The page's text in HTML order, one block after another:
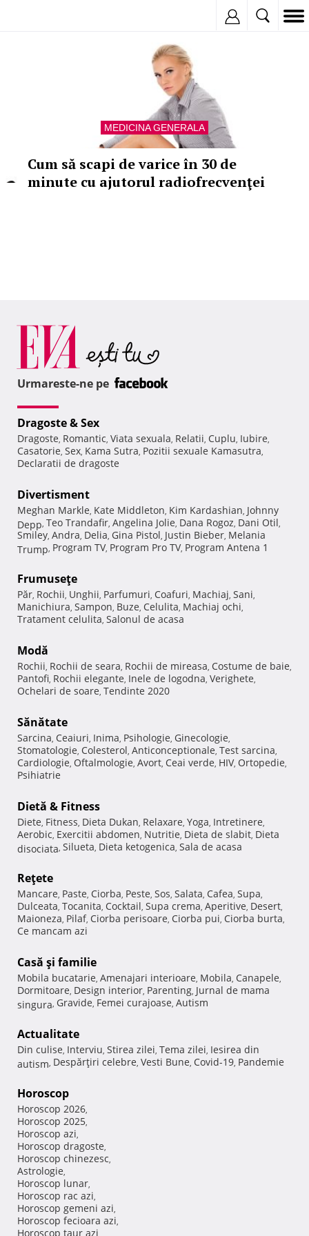
MEDICINA GENERALA
Cum să scapi de varice în 30 de
minute cu ajutorul radiofrecvenţei
Urmareste-ne pe
Dragoste & Sex
Dragoste, Romantic, Viata sexuala, Relatii, Cuplu, Iubire,
Casatorie, Sex, Kama Sutra, Pozitii sexuale Kamasutra,
Declaratii de dragoste
Divertisment
Meghan Markle, Kate Middleton, Kim Kardashian, Johnny
Depp, Teo Trandafir, Angelina Jolie, Dana Rogoz, Dani Otil,
Smiley, Andra, Delia, Gina Pistol, Justin Bieber, Melania
Trump, Program TV, Program Pro TV, Program Antena 1
Frumuseţe
Păr, Rochii, Unghii, Parfumuri, Coafuri, Machiaj, Sani,
Manichiura, Sampon, Buze, Celulita, Machiaj ochi,
Tratament celulita, Salonul de acasa
Modă
Rochii, Rochii de seara, Rochii de mireasa, Costume de baie,
Pantofi, Rochii elegante, Inele de logodna, Verighete,
Ochelari de soare, Tendinte 2020
Sănătate
Sarcina, Ceaiuri, Inima, Psihologie, Ginecologie,
Stomatologie, Colesterol, Anticonceptionale, Test sarcina,
Cardiologie, Oftalmologie, Avort, Ceai verde, HIV, Ortopedie,
Psihiatrie
Dietă & Fitness
Diete, Fitness, Dieta Dukan, Relaxare, Yoga, Intretinere,
Aerobic, Exercitii abdomen, Nutritie, Dieta de slabit, Dieta
disociata, Silueta, Dieta ketogenica, Sala de acasa
Reţete
Mancare, Paste, Ciorba, Peste, Sos, Salata, Cafea, Supa,
Dulceata, Tocanita, Cocktail, Supa crema, Aperitive, Desert,
Maioneza, Pilaf, Ciorba perisoare, Ciorba pui, Ciorba burta,
Ce mancam azi
Casă şi familie
Mobila bucatarie, Amenajari interioare, Mobila, Canapele,
Dormitoare, Design interior, Parenting, Jurnal de mama
singura, Gravide, Femei curajoase, Autism
Actualitate
Din culise, Interviu, Stirea zilei, Tema zilei, Iesirea din
autism, Despărţiri celebre, Vesti Bune, Covid-19, Pandemie
Horoscop
Horoscop 2026,
Horoscop 2025,
Horoscop azi,
Horoscop dragoste,
Horoscop chinezesc,
Astrologie,
Horoscop lunar,
Horoscop rac azi,
Horoscop gemeni azi,
Horoscop fecioara azi,
Horoscop taur azi